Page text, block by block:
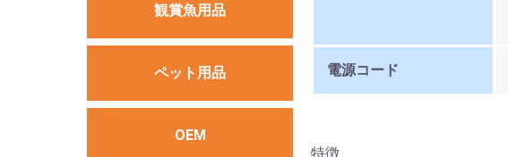
観賞魚用品
ペット用品
OEM
電源コード
特徴